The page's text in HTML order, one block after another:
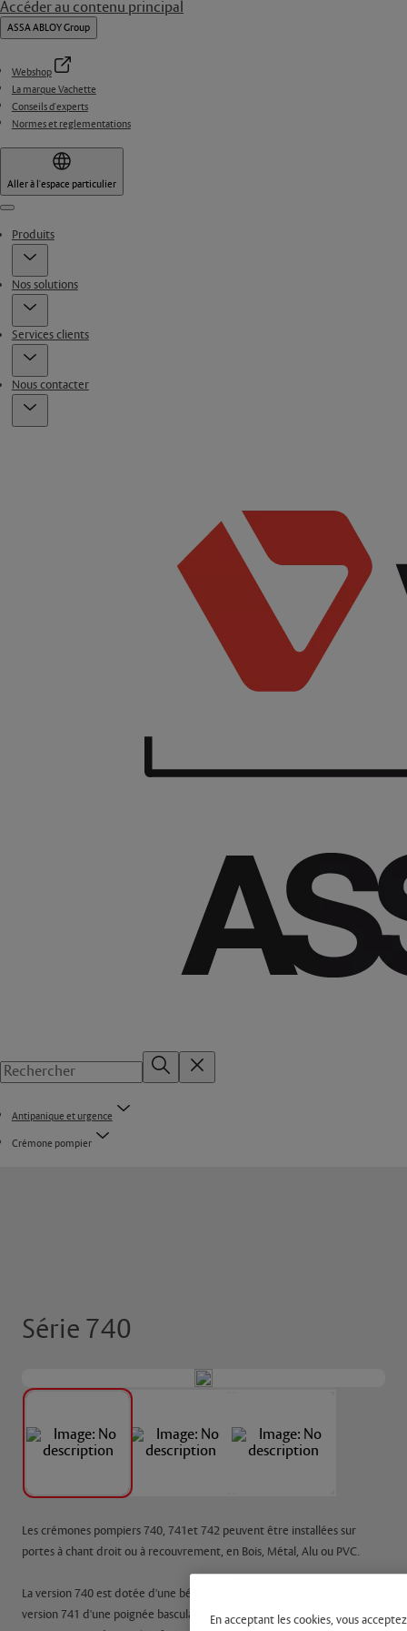
Accéder au contenu principal
ASSA ABLOY Group
Webshop
La marque Vachette
Conseils d'experts
Normes et reglementations
Aller à l'espace particulier
Menu
Produits
Nos solutions
Services clients
Nous contacter
Antipanique et urgence
Crémone pompier
Série 740
Les crémones pompiers 740, 741et 742 peuvent être installées sur
portes à chant droit ou à recouvrement, en Bois, Métal, Alu ou PVC.
La version 740 est dotée d'une béquille rotative avec indexage à 180°, la
version 741 d'une poignée basculante à 180°, et la 742 d'une béquille
En acceptant les cookies, vous